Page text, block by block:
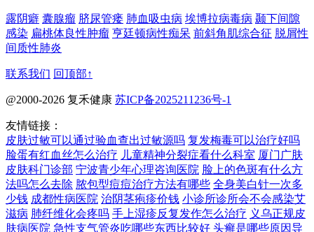
露阴癖 囊腺瘤 脐尿管瘘 肺血吸虫病 埃博拉病毒病 颞下间隙
感染 扁桃体良性肿瘤 亨廷顿病性痴呆 前斜角肌综合征 脱屑性
间质性肺炎
联系我们 回顶部↑
@2000-2026 复禾健康 苏ICP备2025211236号-1
友情链接：
皮肤过敏可以通过验血查出过敏源吗 复发梅毒可以治疗好吗
脸蛋有红血丝怎么治疗 儿童精神分裂症看什么科室 厦门广肤
皮肤科门诊部 宁波青少年心理咨询医院 脸上的色斑有什么方
法吗怎么去除 脓包型痘痘治疗方法有哪些 全身美白针一次多
少钱 成都性病医院 治阴茎疱疹价钱 小诊所诊所会不会感染艾
滋病 肺纤维化会疼吗 手上湿疹反复发作怎么治疗 义乌正规皮
肤病医院 急性支气管炎吃哪些东西比较好 头癣是哪些原因导